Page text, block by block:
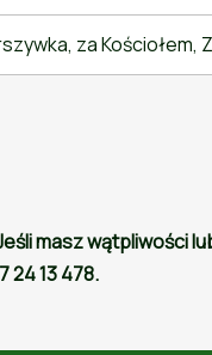
za Kościołem,
masz wątpliwości
24 13 478.